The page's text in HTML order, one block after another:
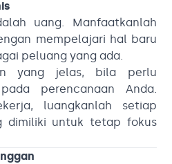
uang. Manfaatkanlah
mempelajari hal baru
peluang yang ada.
yang jelas, bila perlu
pada perencanaan Anda.
luangkanlah setiap
dimiliki untuk tetap fokus